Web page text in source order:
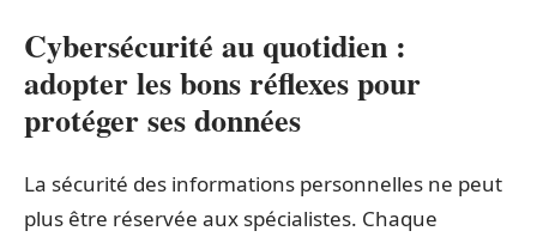
Cybersécurité au quotidien :
adopter les bons réflexes pour
protéger ses données
La sécurité des informations personnelles ne peut
plus être réservée aux spécialistes. Chaque